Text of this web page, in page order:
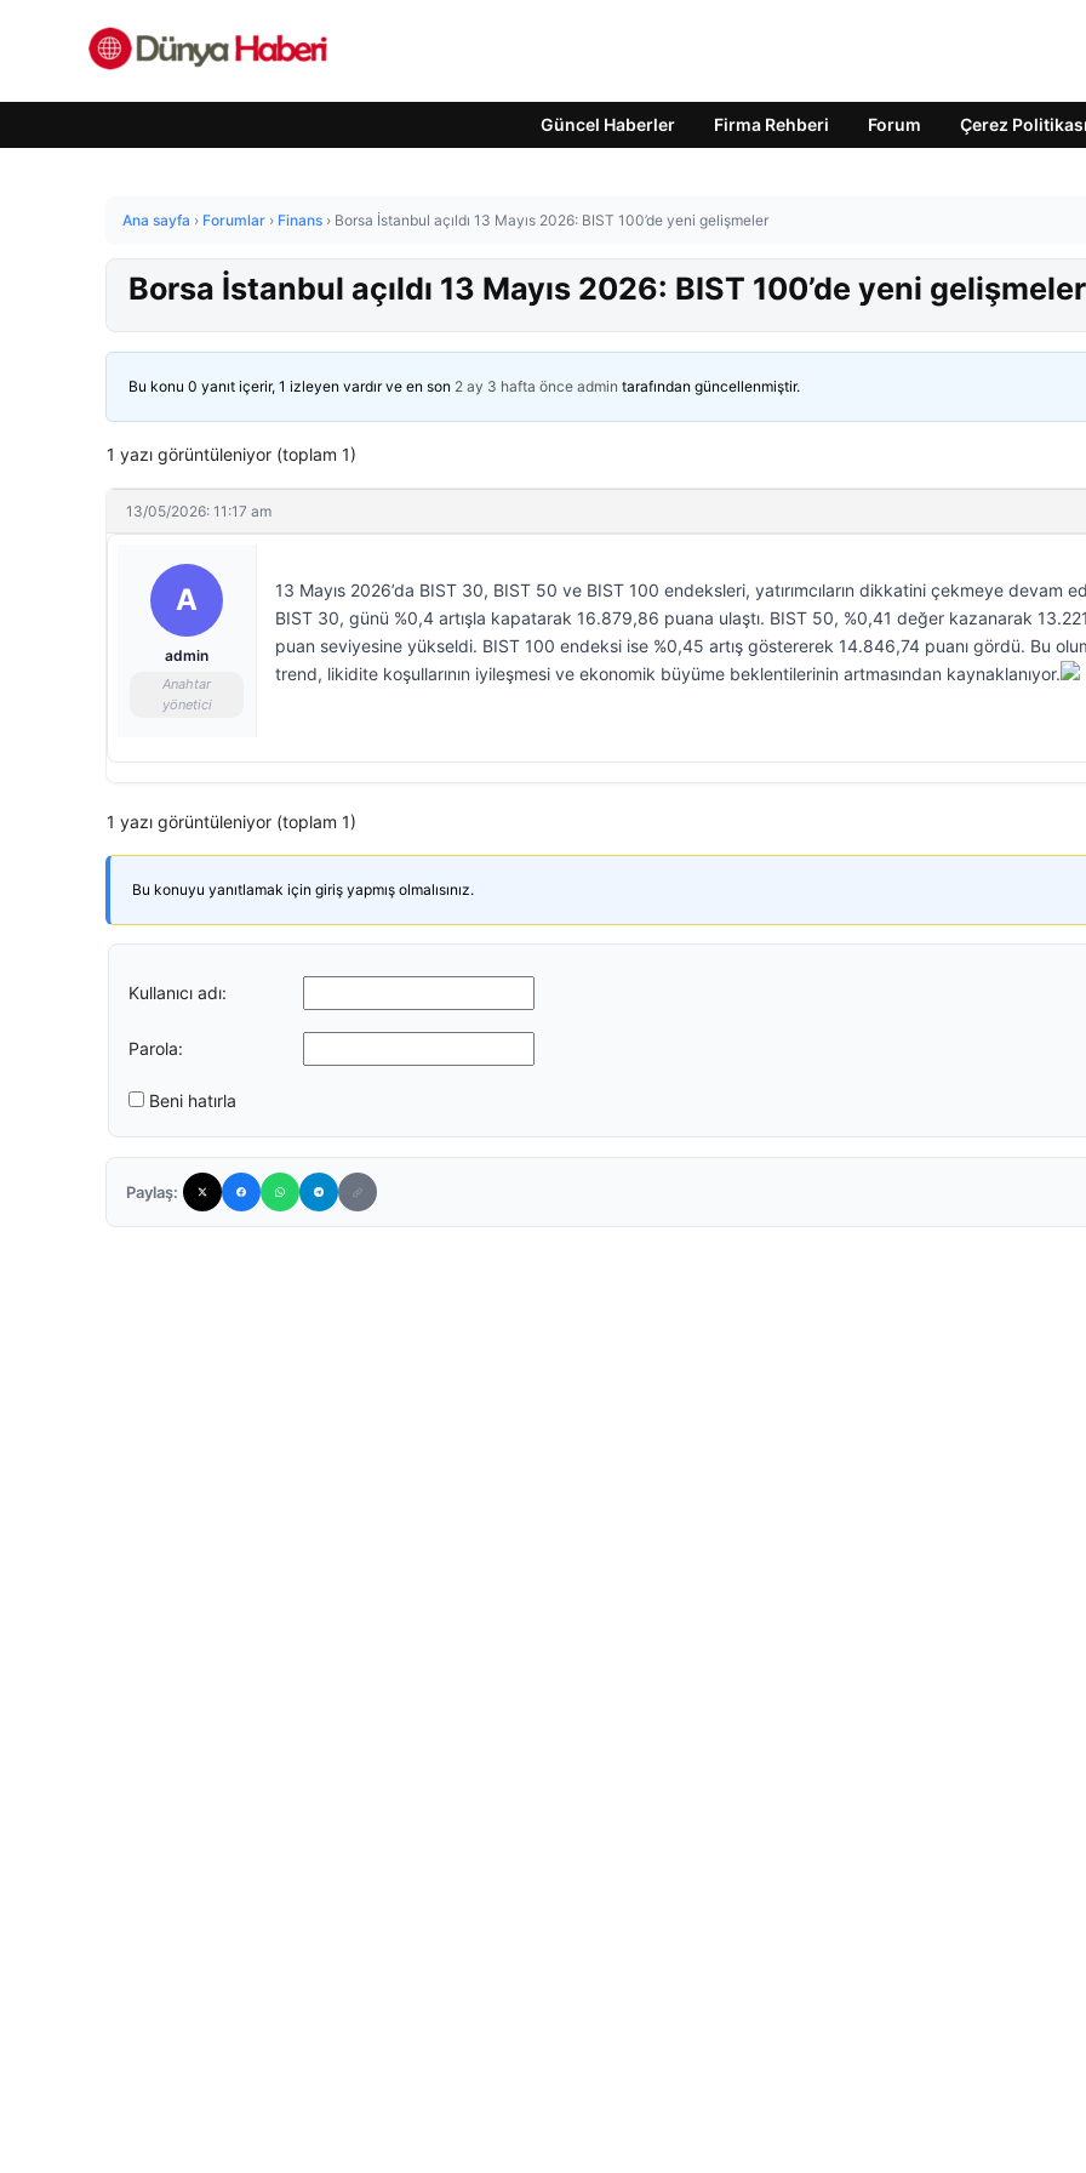
Güncel Haberler Firma Rehberi Forum Çerez Politikası
Ana sayfa › Forumlar › Finans › Borsa İstanbul açıldı 13 Mayıs 2026: BIST 100’de yeni gelişmeler
Borsa İstanbul açıldı 13 Mayıs 2026: BIST 100’de yeni gelişmeler
Bu konu 0 yanıt içerir, 1 izleyen vardır ve en son 2 ay 3 hafta önce admin tarafından güncellenmiştir.
1 yazı görüntüleniyor (toplam 1)
13/05/2026: 11:17 am
A
admin
Anahtar
yönetici
13 Mayıs 2026’da BIST 30, BIST 50 ve BIST 100 endeksleri, yatırımcıların dikkatini çekmeye devam
BIST 30, günü %0,4 artışla kapatarak 16.879,86 puana ulaştı. BIST 50, %0,41 değer kazanarak
puan seviyesine yükseldi. BIST 100 endeksi ise %0,45 artış göstererek 14.846,74 puanı gördü. Bu
trend, likidite koşullarının iyileşmesi ve ekonomik büyüme beklentilerinin artmasından kaynaklanıyor.
1 yazı görüntüleniyor (toplam 1)
Bu konuyu yanıtlamak için giriş yapmış olmalısınız.
Kullanıcı adı:
Parola:
Beni hatırla
Paylaş: